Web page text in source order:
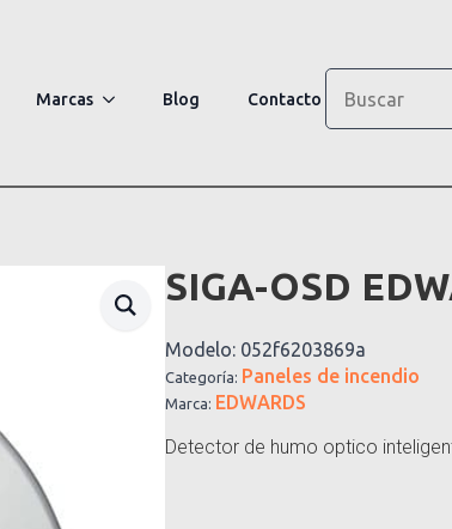
Marcas Blog Contacto
SIGA-OSD
Modelo: 052f6203869a
Categoría: Paneles de incendio
Marca: EDWARDS
Detector de humo optico